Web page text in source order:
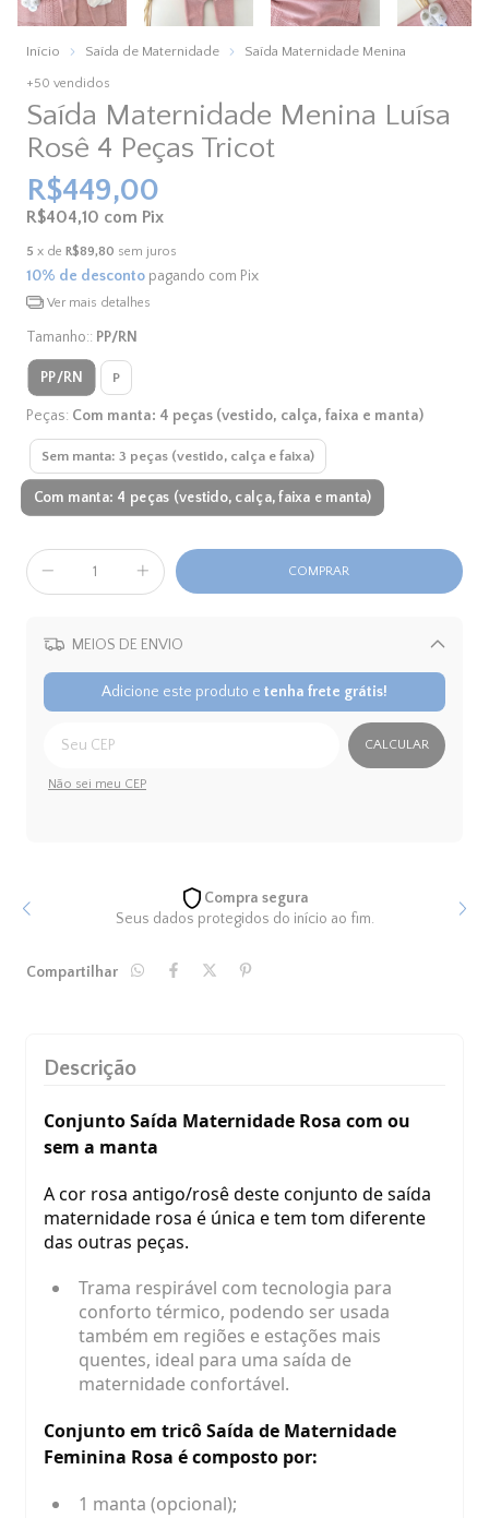
Início Saída de Maternidade Saída Maternidade Menina
+50 vendidos
Saída Maternidade Menina Luísa
Rosê 4 Peças Tricot
R$449,00
R$404,10 com Pix
5 x de R$89,80 sem juros
10% de desconto pagando com Pix
Ver mais detalhes
Tamanho:: PP/RN
PP/RN P
Peças: Com manta: 4 peças (vestido, calça, faixa e manta)
Sem manta: 3 peças (vestido, calça e faixa)
Com manta: 4 peças (vestido, calça, faixa e manta)
MEIOS DE ENVIO
Adicione este produto e tenha frete grátis!
CALCULAR
Não sei meu CEP
Compra segura
Seus dados protegidos do início ao fim.
Compartilhar
Descrição
Conjunto Saída Maternidade Rosa com ou
sem a manta
A cor rosa antigo/rosê deste conjunto de saída
maternidade rosa é única e tem tom diferente
das outras peças.
Trama respirável com tecnologia para
conforto térmico, podendo ser usada
também em regiões e estações mais
quentes, ideal para uma saída de
maternidade confortável.
Conjunto em tricô Saída de Maternidade
Feminina Rosa é composto por:
1 manta (opcional);